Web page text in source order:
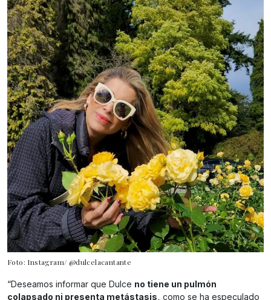
Foto: Instagram/ @dulcelacantante
“Deseamos informar que Dulce no tiene un pulmón
colapsado ni presenta metástasis, como se ha especulado